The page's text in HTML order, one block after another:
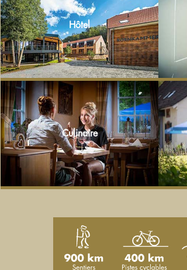
Hôtel
Culinaire